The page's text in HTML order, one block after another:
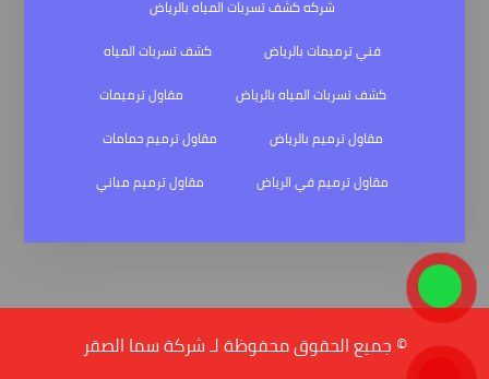
شركه كشف تسربات المياه بالرياض
فني ترميمات بالرياض
كشف تسربات المياه
كشف تسربات المياه بالرياض
مقاول ترميمات
مقاول ترميم بالرياض
مقاول ترميم حمامات
مقاول ترميم في الرياض
مقاول ترميم مباني
© جميع الحقوق محفوظة لـ شركة سما الصقر